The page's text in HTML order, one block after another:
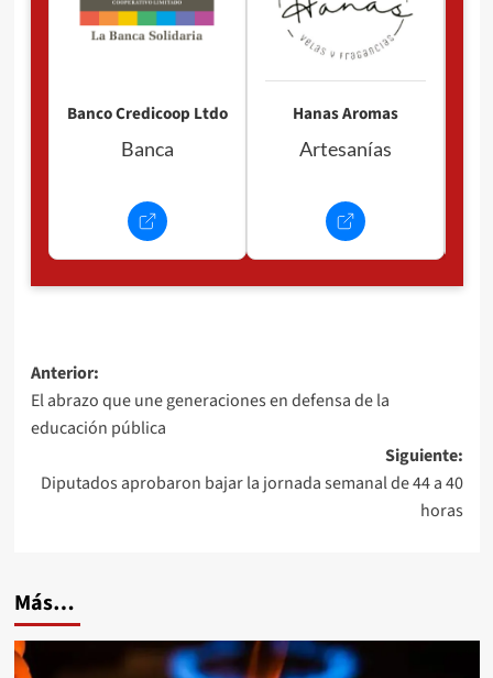
Banco Credicoop Ltdo
Banca
Hanas Aromas
Artesanías
Navegación
de
entradas
Anterior:
El abrazo que une generaciones en defensa de la
educación pública
Siguiente:
Diputados aprobaron bajar la jornada semanal de 44 a 40
horas
Más…